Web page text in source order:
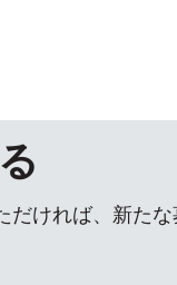
だければ、新た